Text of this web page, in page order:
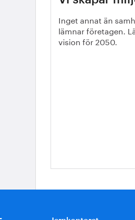
Inget annat än
lämnar företagen.
vision för 2050.